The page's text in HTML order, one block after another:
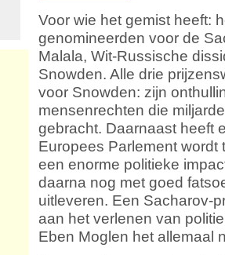
Voor wie het gemist heeft:
genomineerden voor de
Malala, Wit-Russische
Snowden. Alle drie
voor Snowden: zijn
mensenrechten die
gebracht. Daarnaast heeft
Europees Parlement
een enorme politieke
daarna nog met goed
uitleveren. Een Sacharov-
aan het verlenen van
Eben Moglen het allemaal